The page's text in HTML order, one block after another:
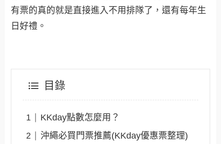
有票的真的就是直接進入不用排隊了，還有每年生
日好禮。
目錄
KKday點數怎麼用？
沖繩必買門票推薦(KKday優惠票整理)